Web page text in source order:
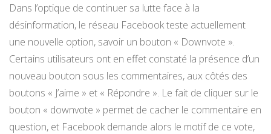
Dans l’optique de continuer sa lutte face à la
désinformation, le réseau Facebook teste actuellement
une nouvelle option, savoir un bouton « Downvote ».
Certains utilisateurs ont en effet constaté la présence d’un
nouveau bouton sous les commentaires, aux côtés des
boutons « J’aime » et « Répondre ». Le fait de cliquer sur le
bouton « downvote » permet de cacher le commentaire en
question, et Facebook demande alors le motif de ce vote,